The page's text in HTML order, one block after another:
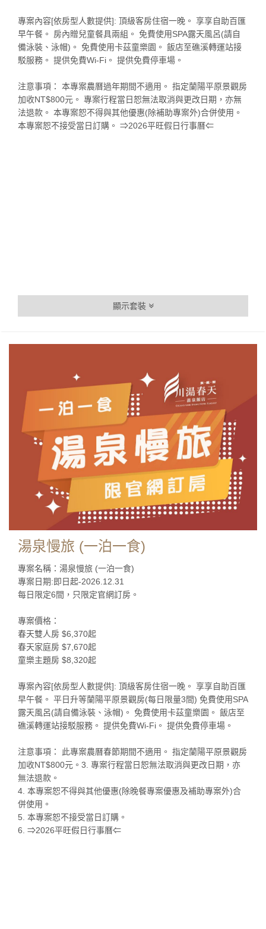
專案內容[依房型人數提供]: 頂級客房住宿一晚。 享享自助百匯
早午餐。 房內贈兒童餐具兩組。 免費使用SPA露天風呂(請自
備泳裝、泳帽)。 免費使用卡茲童樂園。 飯店至礁溪轉運站接
駁服務。 提供免費Wi-Fi。 提供免費停車場。
注意事項： 本專案農曆過年期間不適用。 指定蘭陽平原景觀房
加收NT$800元。 專案行程當日恕無法取消與更改日期，亦無
法退款。 本專案恕不得與其他優惠(除補助專案外)合併使用。
本專案恕不接受當日訂購。 ⇒2026平旺假日行事曆⇐
顯示套裝
湯泉慢旅 (一泊一食)
專案名稱：湯泉慢旅 (一泊一食)
專案日期:即日起-2026.12.31
每日限定6間，只限定官網訂房。
專案價格：
春天雙人房 $6,370起
春天家庭房 $7,670起
童樂主題房 $8,320起
專案內容[依房型人數提供]: 頂級客房住宿一晚。 享享自助百匯
早午餐。 平日升等蘭陽平原景觀房(每日限量3間) 免費使用SPA
露天風呂(請自備泳裝、泳帽)。 免費使用卡茲童樂園。 飯店至
礁溪轉運站接駁服務。 提供免費Wi-Fi。 提供免費停車場。
注意事項： 此專案農曆春節期間不適用。 指定蘭陽平原景觀房
加收NT$800元。3. 專案行程當日恕無法取消與更改日期，亦
無法退款。
4. 本專案恕不得與其他優惠(除晚餐專案優惠及補助專案外)合
併使用。
​5. 本專案恕不接受當日訂購。
6. ⇒2026平旺假日行事曆⇐